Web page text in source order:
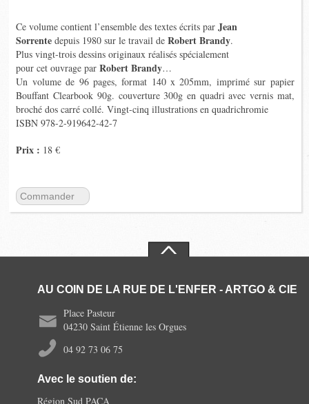
Ce volume contient l’ensemble des textes écrits parJean
Sorrente depuis 1980 sur le travail deRobert Brandy.
Plus vingt-trois dessins originaux réalisés spécialement
pour cet ouvrage parRobert Brandy…
Un volume de 96 pages, format 140 x 205mm, imprimé sur papier
Bouffant Clearbook 90g. couverture 300g en quadri avec vernis mat,
broché dos carré collé. Vingt-cinq illustrations en quadrichromie
ISBN 978-2-919642-42-7
Prix : 18 €
Commander
AU COIN DE LA RUE DE L'ENFER - ARTGO & CIE
Place Pasteur
04230 Saint Étienne les Orgues
04 92 73 06 75
Avec le soutien de:
Région Sud PACA